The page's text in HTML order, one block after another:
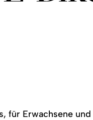
für Erwachsene